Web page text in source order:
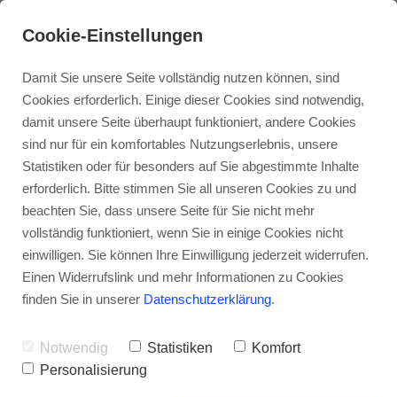
Gesendet
Cookie-Einstellungen
Damit Sie unsere Seite vollständig nutzen können, sind
Cookies erforderlich. Einige dieser Cookies sind notwendig,
damit unsere Seite überhaupt funktioniert, andere Cookies
sind nur für ein komfortables Nutzungserlebnis, unsere
Statistiken oder für besonders auf Sie abgestimmte Inhalte
erforderlich. Bitte stimmen Sie all unseren Cookies zu und
beachten Sie, dass unsere Seite für Sie nicht mehr
vollständig funktioniert, wenn Sie in einige Cookies nicht
einwilligen. Sie können Ihre Einwilligung jederzeit widerrufen.
Einen Widerrufslink und mehr Informationen zu Cookies
finden Sie in unserer Datenschutzerklärung.
Notwendig Statistiken
Komfort
Personalisierung